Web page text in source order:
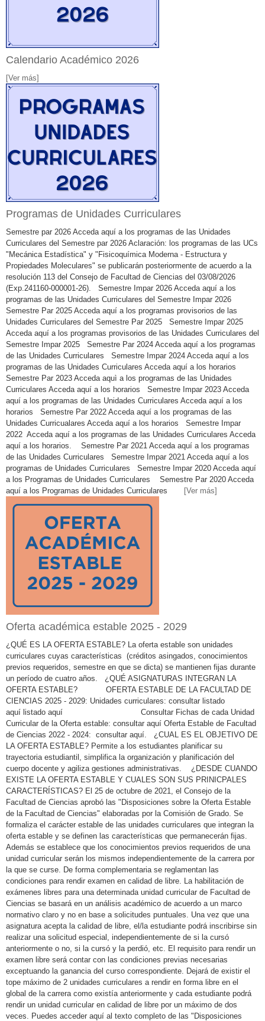
Calendario Académico 2026
[Ver más]
Programas de Unidades Curriculares
Semestre par 2026 Acceda aquí a los programas de las Unidades
Curriculares del Semestre par 2026 Aclaración: los programas de las UCs
"Mecánica Estadística" y "Fisicoquímica Moderna - Estructura y
Propiedades Moleculares" se publicarán posteriormente de acuerdo a la
resolución 113 del Consejo de Facultad de Ciencias del 03/08/2026
(Exp.241160-000001-26). Semestre Impar 2026 Acceda aquí a los
programas de las Unidades Curriculares del Semestre Impar 2026
Semestre Par 2025 Acceda aquí a los programas provisorios de las
Unidades Curriculares del Semestre Par 2025 Semestre Impar 2025
Acceda aquí a los programas provisorios de las Unidades Curriculares del
Semestre Impar 2025 Semestre Par 2024 Acceda aquí a los programas
de las Unidades Curriculares Semestre Impar 2024 Acceda aquí a los
programas de las Unidades Curriculares Acceda aquí a los horarios
Semestre Par 2023 Acceda aquì a los programas de las Unidades
Curriculares Acceda aquí a los horarios Semestre Impar 2023 Acceda
aquí a los programas de las Unidades Curriculares Acceda aquí a los
horarios Semestre Par 2022 Acceda aquí a los programas de las
Unidades Curricualares Acceda aquí a los horarios Semestre Impar
2022 Acceda aquí a los programas de las Unidades Curriculares Acceda
aquí a los horarios. Semestre Par 2021 Acceda aquí a los programas
de las Unidades Curriculares Semestre Impar 2021 Acceda aquí a los
programas de Unidades Curriculares Semestre Impar 2020 Acceda aquí
a los Programas de Unidades Curriculares Semestre Par 2020 Acceda
aquí a los Programas de Unidades Curriculares [Ver más]
Oferta académica estable 2025 - 2029
¿QUÉ ES LA OFERTA ESTABLE? La oferta estable son unidades
curriculares cuyas características (créditos asingados, conocimientos
previos requeridos, semestre en que se dicta) se mantienen fijas durante
un período de cuatro años. ¿QUÉ ASIGNATURAS INTEGRAN LA
OFERTA ESTABLE? OFERTA ESTABLE DE LA FACULTAD DE
CIENCIAS 2025 - 2029: Unidades curriculares: consultar listado
aquí listado aquí Consultar Fichas de cada Unidad
Curricular de la Oferta estable: consultar aquí Oferta Estable de Facultad
de Ciencias 2022 - 2024: consultar aquí. ¿CUAL ES EL OBJETIVO DE
LA OFERTA ESTABLE? Permite a los estudiantes planificar su
trayectoria estudiantil, simplifica la organización y planificación del
cuerpo docente y agiliza gestiones administrativas. ¿DESDE CUANDO
EXISTE LA OFERTA ESTABLE Y CUALES SON SUS PRINICPALES
CARACTERÍSTICAS? El 25 de octubre de 2021, el Consejo de la
Facultad de Ciencias aprobó las "Disposiciones sobre la Oferta Estable
de la Facultad de Ciencias" elaboradas por la Comisión de Grado. Se
formaliza el carácter estable de las unidades curriculares que integran la
oferta estable y se definen las características que permanecerán fijas.
Además se establece que los conocimientos previos requeridos de una
unidad curricular serán los mismos independientemente de la carrera por
la que se curse. De forma complementaria se reglamentan las
condiciones para rendir examen en calidad de libre. La habilitación de
exámenes libres para una determinada unidad curricular de Facultad de
Ciencias se basará en un análisis académico de acuerdo a un marco
normativo claro y no en base a solicitudes puntuales. Una vez que una
asignatura acepta la calidad de libre, el/la estudiante podrá inscribirse sin
realizar una solicitud especial, independientemente de si la cursó
anteriormente o no, si la cursó y la perdió, etc. El requisito para rendir un
examen libre será contar con las condiciones previas necesarias
exceptuando la ganancia del curso correspondiente. Dejará de existir el
tope máximo de 2 unidades curriculares a rendir en forma libre en el
global de la carrera como existía anteriormente y cada estudiante podrá
rendir un unidad curricular en calidad de libre por un máximo de dos
veces. Puedes acceder aquí al texto completo de las "Disposiciones